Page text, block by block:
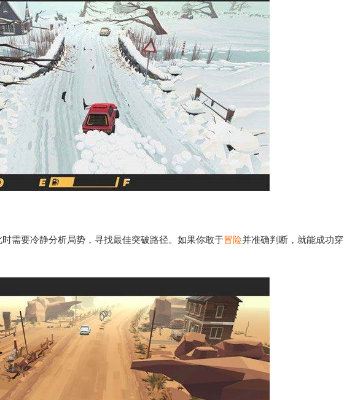
需要冷静分析局势，寻找最佳突破路径。如果你敢于冒险并准确判断，就能成功穿